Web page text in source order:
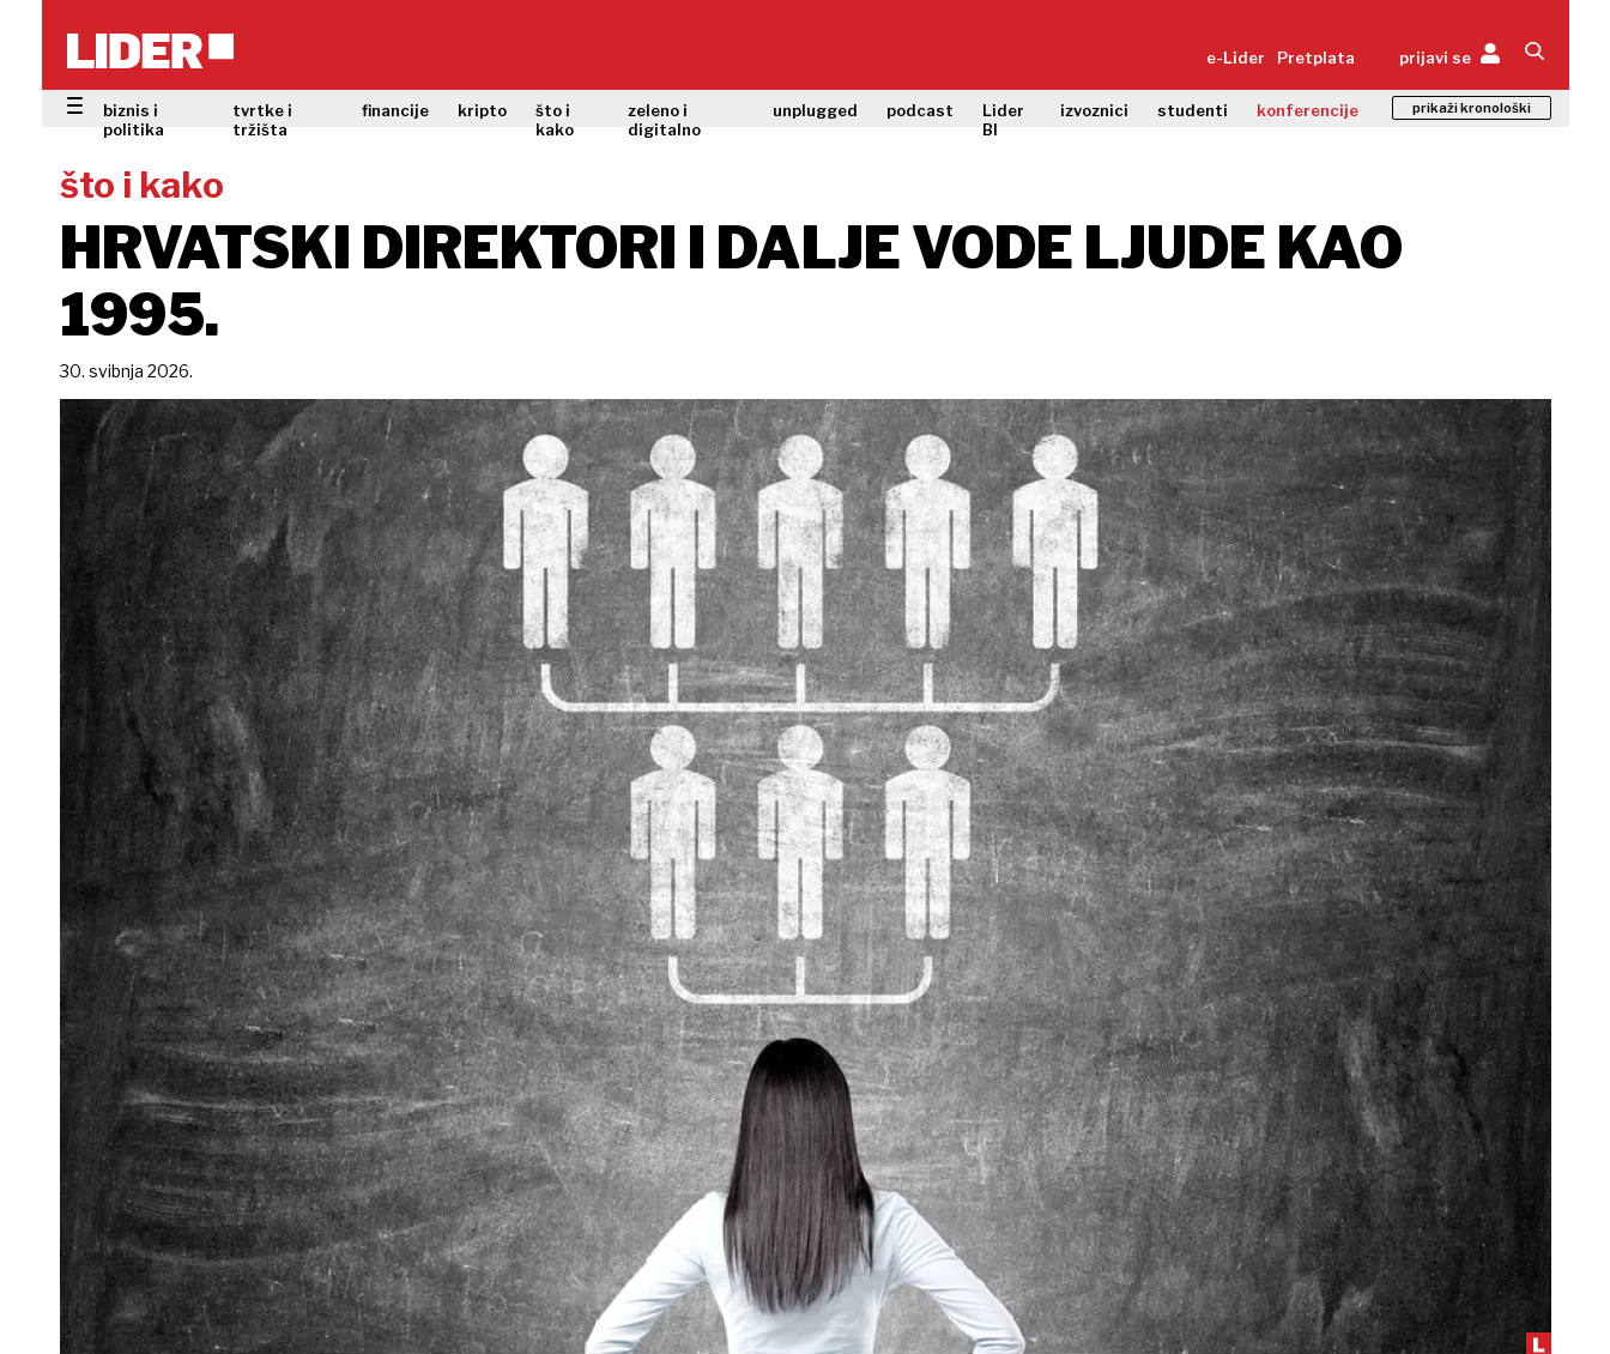
e-Lider Pretplata prijavi se
biznis i
politika
tvrtke i
tržišta
financije kripto
što i
kako
zeleno i
digitalno
unplugged podcast
Lider
BI
izvoznici studenti konferencije prikaži kronološki
što i kako
HRVATSKI DIREKTORI I DALJE VODE LJUDE KAO
1995.
30. svibnja 2026.